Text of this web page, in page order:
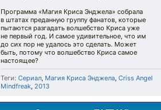
Программа «Магия Криса Энджела» собрала
в штатах преданную группу фанатов, которые
пытаются разгадать волшебство Криса уже
не первый год. И самое удивительное, что им
до сих пор не удалось это сделать. Может
быть, потому что волшебство Криса самое
настоящее?
Теги: Сериал, Магия Криса Энджела, Criss Angel
Mindfreak, 2013